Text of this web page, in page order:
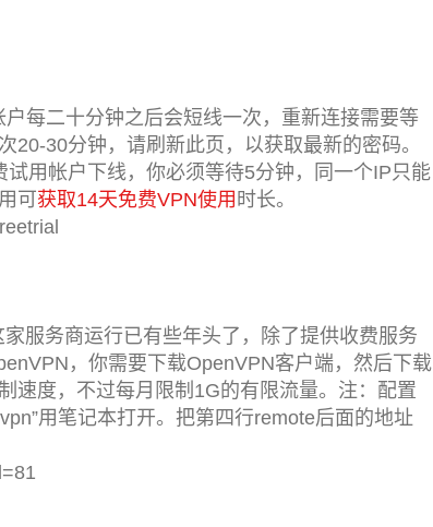
户每二十分钟之后会短线一次，重新连接需要等
30分钟，请刷新此页，以获取最新的密码。
用帐户下线，你必须等待5分钟，同一个IP只能
可 获取14天免费VPN使用 时长。
服务商运行已有些年头了，除了提供收费服务
，你需要下载OpenVPN客户端，然后下载
速度，不过每月限制1G的有限流量。注：配置
用笔记本打开。把第四行remote后面的地址